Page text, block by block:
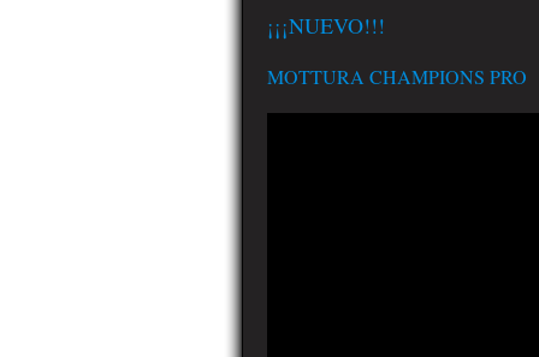
¡¡¡NUEVO!!!
MOTTURA CHAMPIONS PRO